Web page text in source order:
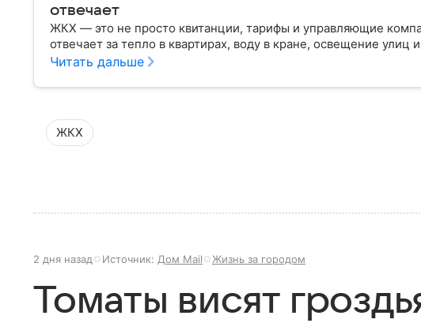
отвечает
ЖКХ — это не просто квитанции, тарифы и управляющие
отвечает за тепло в квартирах, воду в кране, освещение улиц
Читать дальше
ЖКХ
2 дня назад Источник: Дом Mail Жизнь за городом
Томаты висят